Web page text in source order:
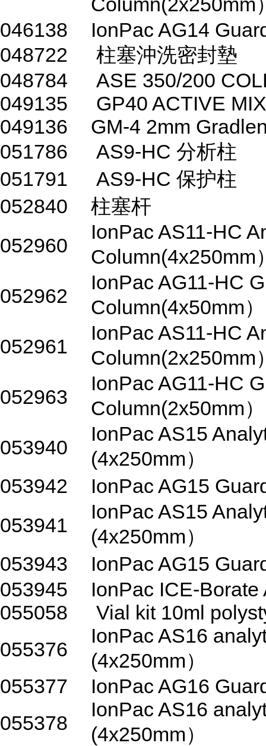
046138
IonPac AG14
048722
柱塞沖洗密封墊
048784
ASE 350/200
049135
GP40 ACTIVE
049136
GM-4 2mm
051786
AS9-HC 分析柱
051791
AS9-HC 保护柱
052840
柱塞杆
052960
IonPac AS11-HC
Column(4x250mm
052962
IonPac AG11-HC
Column(4x50mm）
052961
IonPac AS11-HC
Column(2x250mm
052963
IonPac AG11-HC
Column(2x50mm）
053940
IonPac AS15
(4x250mm）
053942
IonPac AG15
053941
IonPac AS15
(4x250mm）
053943
IonPac AG15
053945
IonPac ICE-
055058
Vial kit 10ml
055376
IonPac AS16
(4x250mm）
055377
IonPac AG16
055378
IonPac AS16
(4x250mm）